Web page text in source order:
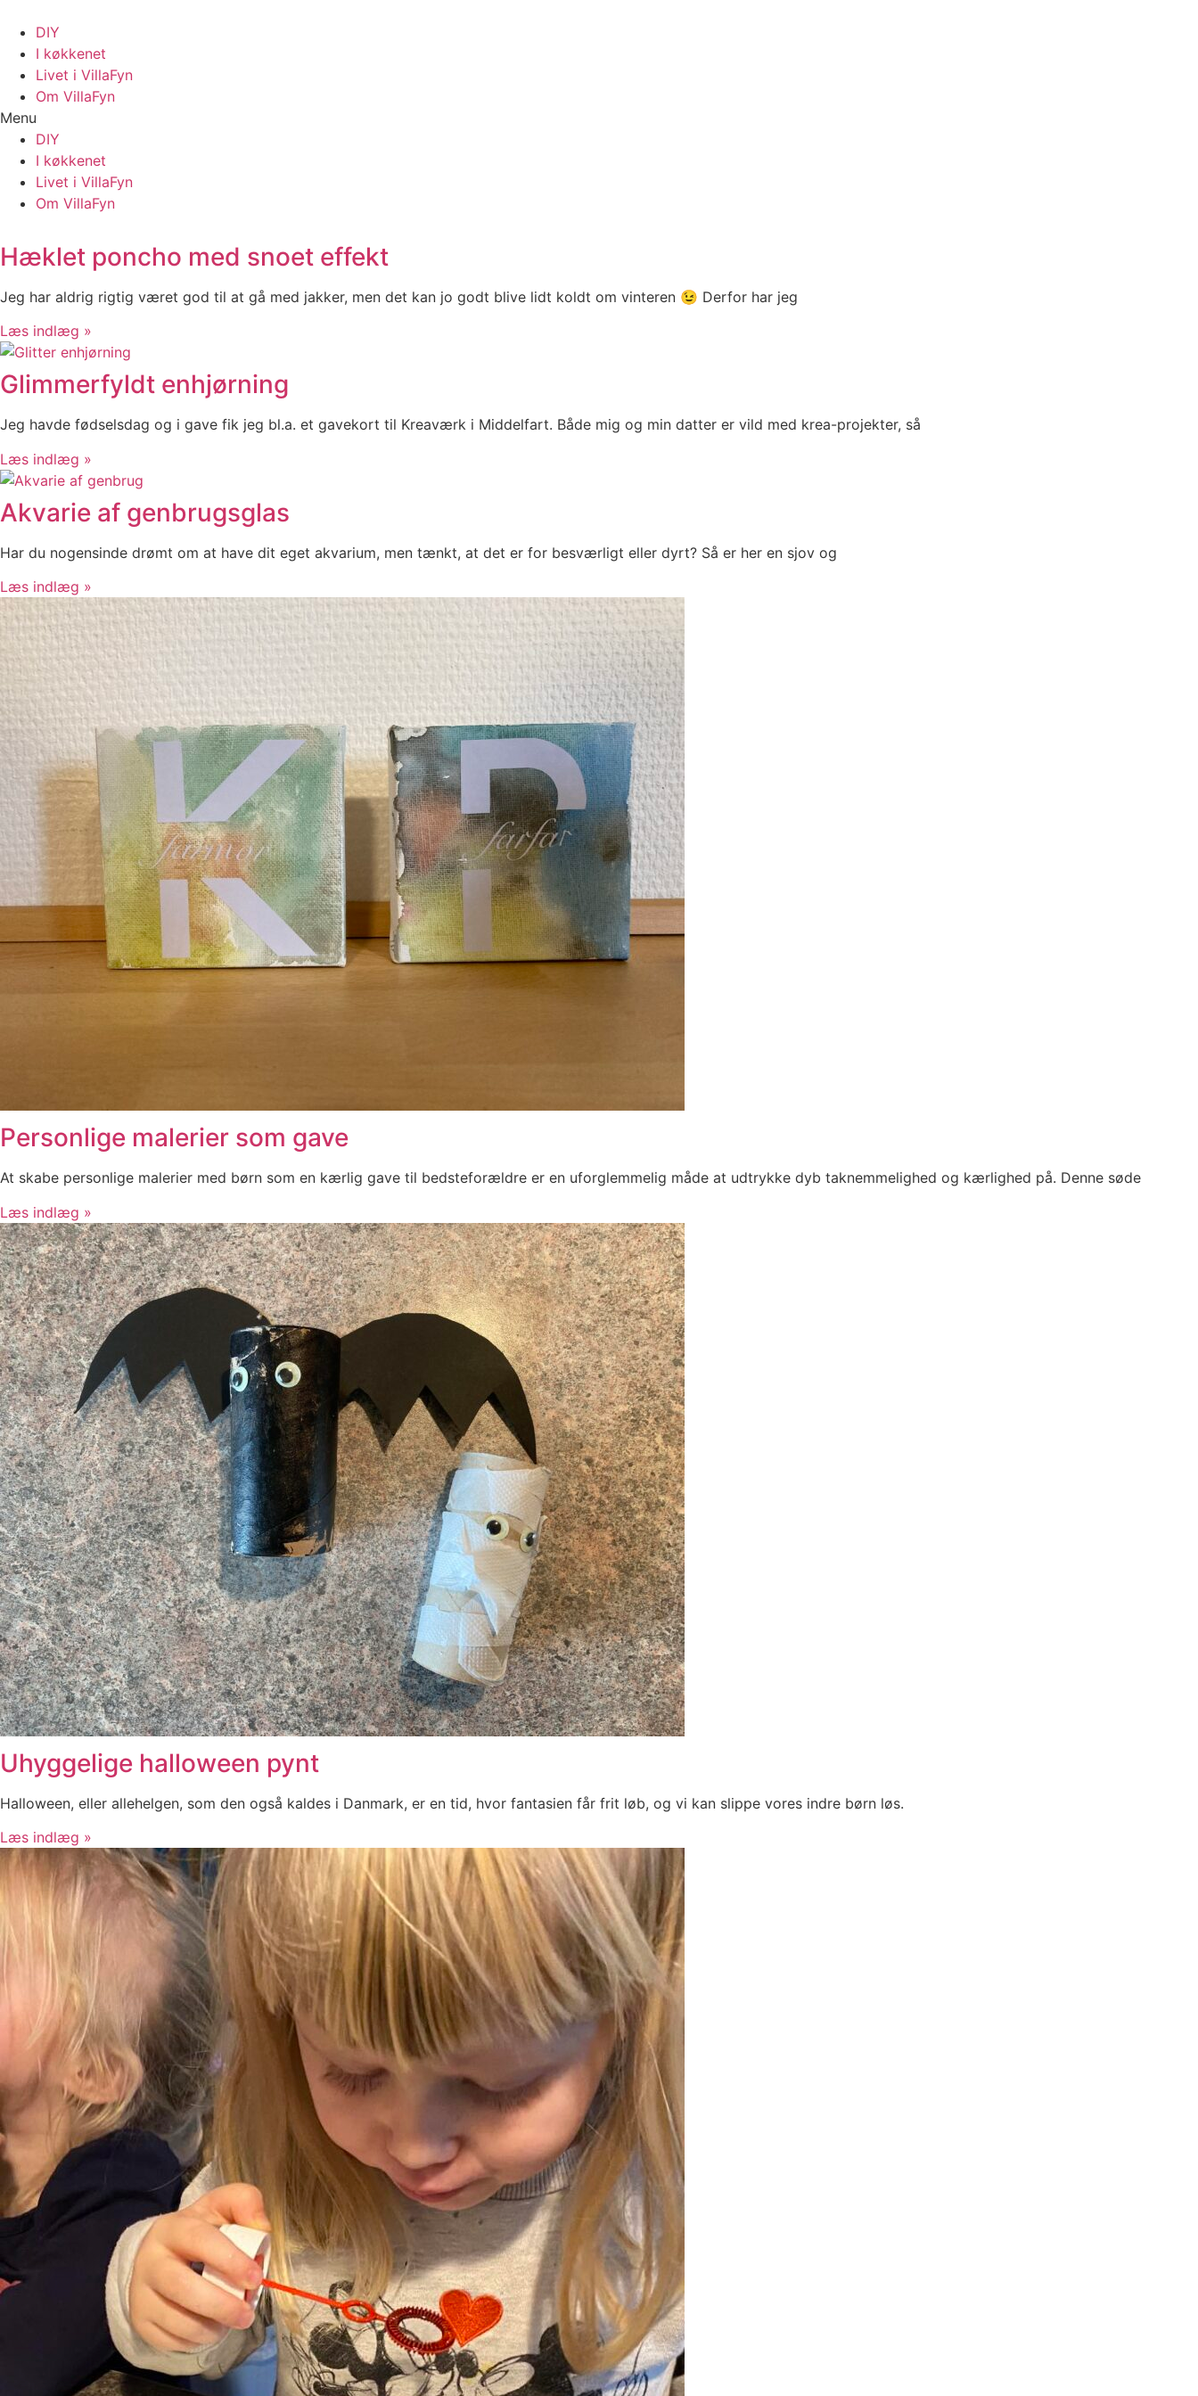
indhold
DIY
I køkkenet
Livet i VillaFyn
Om VillaFyn
Menu
DIY
I køkkenet
Livet i VillaFyn
Om VillaFyn
Hæklet poncho med snoet effekt
Jeg har aldrig rigtig været god til at gå med jakker, men det kan jo godt blive lidt koldt om vinteren 😉 Derfor har jeg
Læs indlæg »
Glimmerfyldt enhjørning
Jeg havde fødselsdag og i gave fik jeg bl.a. et gavekort til Kreaværk i Middelfart. Både mig og min datter er vild med krea-projekter, så
Læs indlæg »
Akvarie af genbrugsglas
Har du nogensinde drømt om at have dit eget akvarium, men tænkt, at det er for besværligt eller dyrt? Så er her en sjov og
Læs indlæg »
Personlige malerier som gave
At skabe personlige malerier med børn som en kærlig gave til bedsteforældre er en uforglemmelig måde at udtrykke dyb taknemmelighed og kærlighed på. Denne søde
Læs indlæg »
Uhyggelige halloween pynt
Halloween, eller allehelgen, som den også kaldes i Danmark, er en tid, hvor fantasien får frit løb, og vi kan slippe vores indre børn løs.
Læs indlæg »